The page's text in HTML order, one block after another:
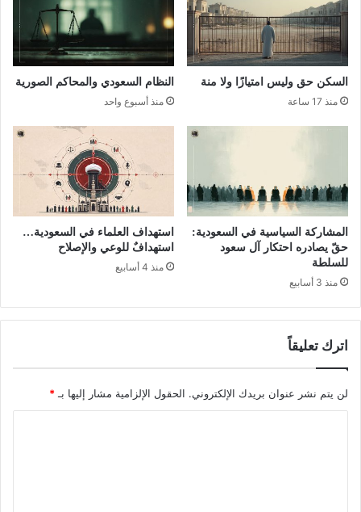
السكن حق وليس امتيازًا ولا منة
منذ 17 ساعة
النظام السعودي والمحاكم الصورية
منذ أسبوع واحد
المشاركة السياسية في السعودية:
حقّ يصادره احتكار آل سعود
للسلطة
منذ 3 أسابيع
استهداف العلماء في السعودية…
استهدافٌ للوعي والإصلاح
منذ 4 أسابيع
اترك تعليقاً
لن يتم نشر عنوان بريدك الإلكتروني. الحقول الإلزامية مشار إليها بـ*